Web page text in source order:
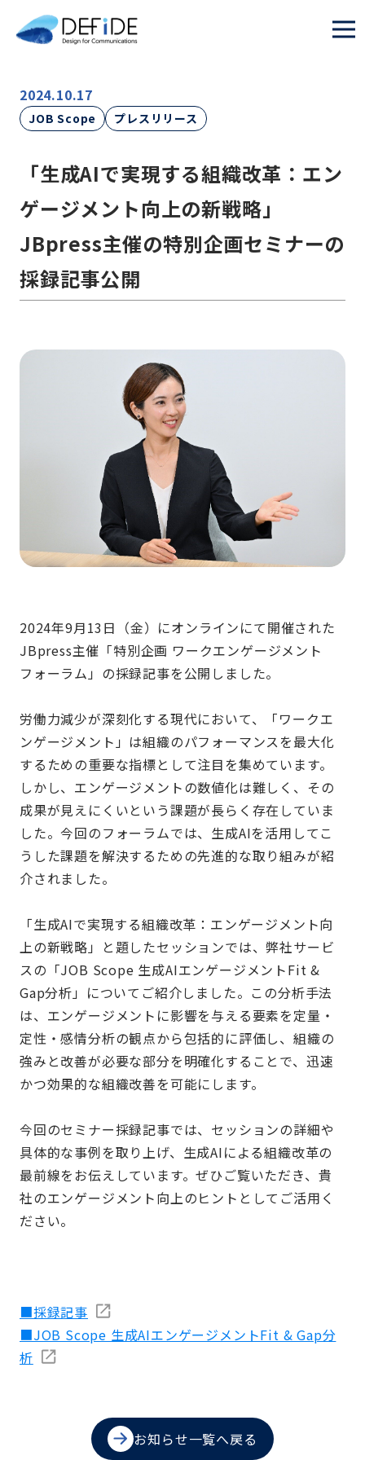
2024.10.17
JOB Scope プレスリリース
「生成AIで実現する組織改革：エン
ゲージメント向上の新戦略」
JBpress主催の特別企画セミナーの
採録記事公開
2024年9月13日（金）にオンラインにて開催された
JBpress主催「特別企画 ワークエンゲージメント
フォーラム」の採録記事を公開しました。
労働力減少が深刻化する現代において、「ワークエ
ンゲージメント」は組織のパフォーマンスを最大化
するための重要な指標として注目を集めています。
しかし、エンゲージメントの数値化は難しく、その
成果が見えにくいという課題が長らく存在していま
した。今回のフォーラムでは、生成AIを活用してこ
うした課題を解決するための先進的な取り組みが紹
介されました。
「生成AIで実現する組織改革：エンゲージメント向
上の新戦略」と題したセッションでは、弊社サービ
スの「JOB Scope 生成AIエンゲージメントFit &
Gap分析」についてご紹介しました。この分析手法
は、エンゲージメントに影響を与える要素を定量・
定性・感情分析の観点から包括的に評価し、組織の
強みと改善が必要な部分を明確化することで、迅速
かつ効果的な組織改善を可能にします。
今回のセミナー採録記事では、セッションの詳細や
具体的な事例を取り上げ、生成AIによる組織改革の
最前線をお伝えしています。ぜひご覧いただき、貴
社のエンゲージメント向上のヒントとしてご活用く
ださい。
■採録記事
■JOB Scope 生成AIエンゲージメントFit & Gap分
析
お知らせ一覧へ戻る